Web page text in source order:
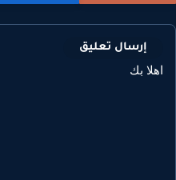
إرسال تعليق
بك